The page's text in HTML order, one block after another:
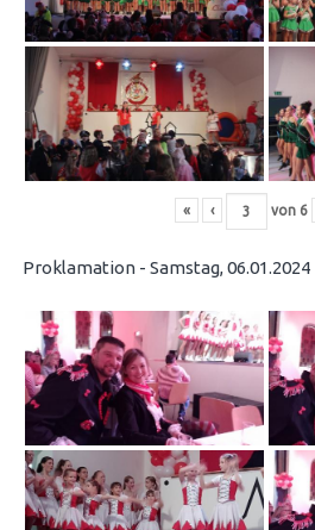
« ‹ von 6
Proklamation - Samstag, 06.01.2024